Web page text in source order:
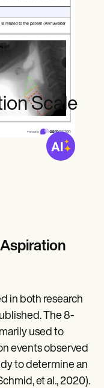
Scale
in both research
The 8-
used to
events observed
to determine an
et al., 2020).